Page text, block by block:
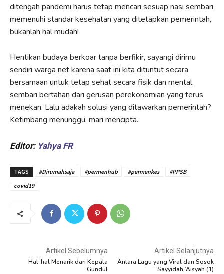
ditengah pandemi harus tetap mencari sesuap nasi sembari
memenuhi standar kesehatan yang ditetapkan pemerintah,
bukanlah hal mudah!
Hentikan budaya berkoar tanpa berfikir, sayangi dirimu
sendiri warga net karena saat ini kita dituntut secara
bersamaan untuk tetap sehat secara fisik dan mental
sembari bertahan dari gerusan perekonomian yang terus
menekan. Lalu adakah solusi yang ditawarkan pemerintah?
Ketimbang menunggu, mari mencipta.
Editor: Yahya FR
TAGS #Dirumahsaja #permenhub #permenkes
#PPSB
covid19
Artikel Sebelumnya
Hal-hal Menarik dari Kepala
Gundul
Artikel Selanjutnya
Antara Lagu yang Viral dan Sosok
Sayyidah ‘Aisyah (1)